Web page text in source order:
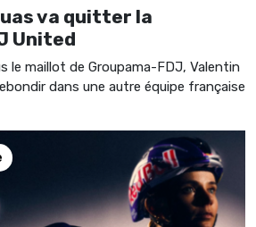
va quitter la
United
le maillot de Groupama-FDJ, Valentin
dans une autre équipe française